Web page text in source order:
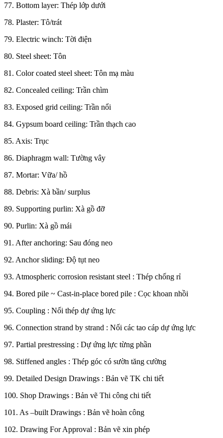
77. Bottom layer: Thép lớp dưới
78. Plaster: Tô/trát
79. Electric winch: Tời điện
80. Steel sheet: Tôn
81. Color coated steel sheet: Tôn mạ màu
82. Concealed ceiling: Trần chìm
83. Exposed grid ceiling: Trần nổi
84. Gypsum board ceiling: Trần thạch cao
85. Axis: Trục
86. Diaphragm wall: Tường vây
87. Mortar: Vữa/ hồ
88. Debris: Xà bần/ surplus
89. Supporting purlin: Xà gồ đỡ
90. Purlin: Xà gồ mái
91. After anchoring: Sau đóng neo
92. Anchor sliding: Độ tụt neo
93. Atmospheric corrosion resistant steel : Thép chống rỉ
94. Bored pile ~ Cast-in-place bored pile : Cọc khoan nhồi
95. Coupling : Nối thép dự ứng lực
96. Connection strand by strand : Nối các tao cáp dự ứng lực
97. Partial prestressing : Dự ứng lực từng phần
98. Stiffened angles : Thép góc có sườn tăng cường
99. Detailed Design Drawings : Bản vẽ TK chi tiết
100. Shop Drawings : Bản vẽ Thi công chi tiết
101. As –built Drawings : Bản vẽ hoàn công
102. Drawing For Approval : Bản vẽ xin phép